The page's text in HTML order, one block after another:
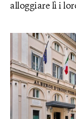
alloggiare lì i